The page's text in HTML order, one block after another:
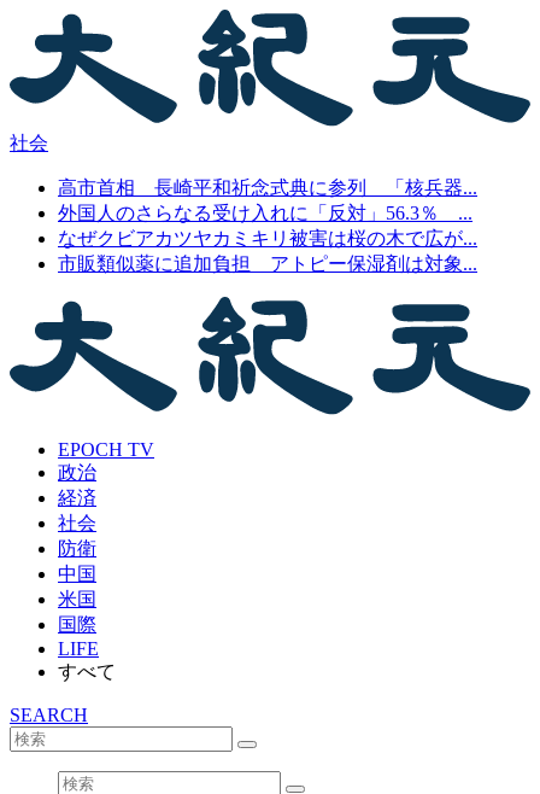
社会
高市首相 長崎平和祈念式典に参列 「核兵器...
外国人のさらなる受け入れに「反対」56.3％ ...
なぜクビアカツヤカミキリ被害は桜の木で広が...
市販類似薬に追加負担 アトピー保湿剤は対象...
EPOCH TV
政治
経済
社会
防衛
中国
米国
国際
LIFE
すべて
SEARCH